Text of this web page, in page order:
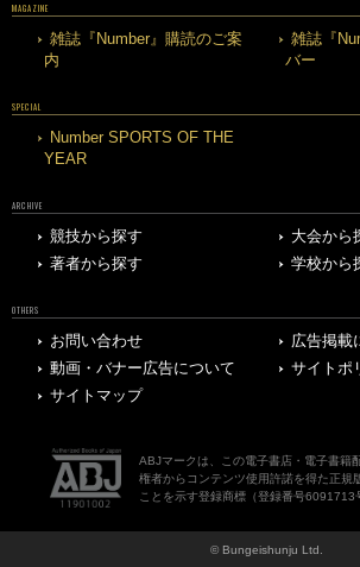
MAGAZINE
雑誌『Number』購読のご案
内
雑誌『
バー
SPECIAL
Number SPORTS OF THE
YEAR
ARCHIVE
競技から探す
大会から
著者から探す
学校から
OTHERS
お問い合わせ
広告掲載
動画・バナー広告について
サイトポ
サイトマップ
ABJマークは、この電子書店・電子書籍
権者からコンテンツ使用許諾を得た正規
ことを示す登録商標（登録番号6091713
© Bungeishunju Ltd.